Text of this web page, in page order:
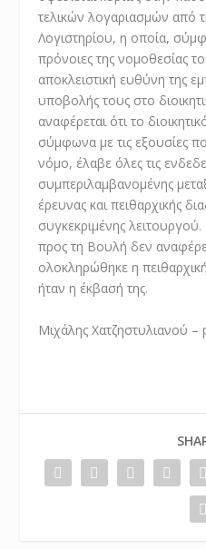
τελικών λογαριασμών από
Λογιστηρίου, η οποία,
πρόνοιες της νομοθεσίας
αποκλειστική ευθύνη της
υποβολής τους στο
αναφέρεται ότι το
σύμφωνα με τις εξουσίες
νόμο, έλαβε όλες τις
συμπεριλαμβανομένης
έρευνας και πειθαρχικής
συγκεκριμένης
προς τη Βουλή δεν
ολοκληρώθηκε η
ήταν η έκβασή της.
Μιχάλης Χατζηστυλιανού